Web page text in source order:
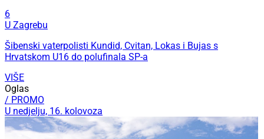
6
U Zagrebu
Šibenski vaterpolisti Kundid, Cvitan, Lokas i Bujas s
Hrvatskom U16 do polufinala SP-a
VIŠE
Oglas
/ PROMO
U nedjelju, 16. kolovoza